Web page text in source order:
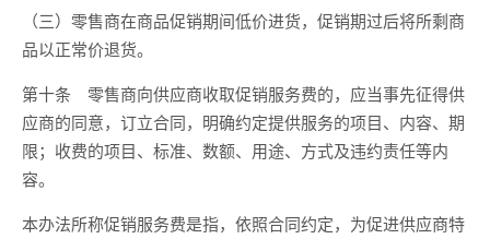
（三）零售商在商品促销期间低价进货，促销期过后将所剩商
品以正常价退货。
第十条 零售商向供应商收取促销服务费的，应当事先征得供
应商的同意，订立合同，明确约定提供服务的项目、内容、期
限；收费的项目、标准、数额、用途、方式及违约责任等内
容。
本办法所称促销服务费是指，依照合同约定，为促进供应商特